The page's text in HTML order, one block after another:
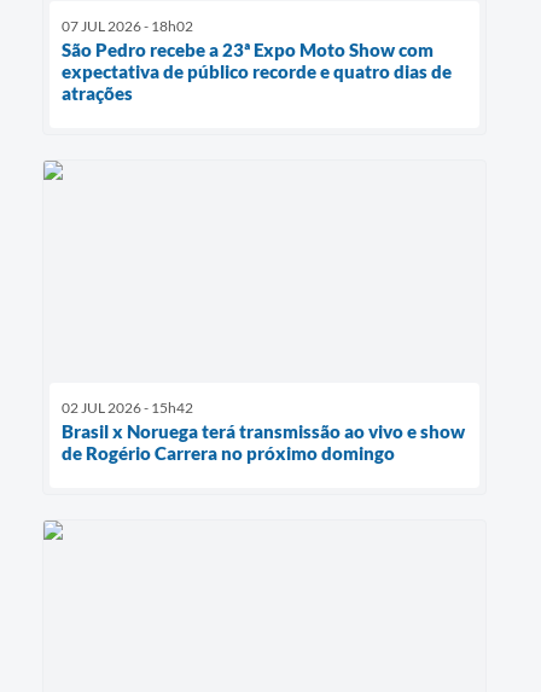
07 JUL 2026 - 18h02
São Pedro recebe a 23ª Expo Moto Show com
expectativa de público recorde e quatro dias de
atrações
02 JUL 2026 - 15h42
Brasil x Noruega terá transmissão ao vivo e show
de Rogério Carrera no próximo domingo